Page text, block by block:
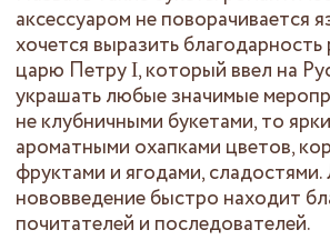
аксессуаром не поворачивается
хочется выразить
царю Петру Ι, который ввел на
украшать любые значимые
не клубничными букетами, то
ароматными охапками цветов,
фруктами и ягодами,
нововведение быстро находит
почитателей и последователей.